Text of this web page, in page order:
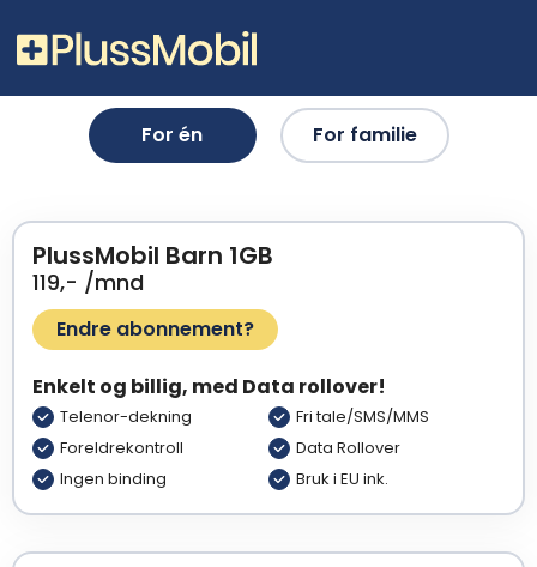
For én For familie
PlussMobil Barn 1GB
119,- /mnd
Endre abonnement?
Enkelt og billig, med Data rollover!
Telenor-dekning
Fri tale/SMS/MMS
Foreldrekontroll
Data Rollover
Ingen binding
Bruk i EU ink.